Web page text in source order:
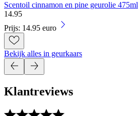
Scentoil cinnamon en pine geurolie 475ml
14.95
Prijs: 14.95 euro
Bekijk alles in geurkaars
Klantreviews